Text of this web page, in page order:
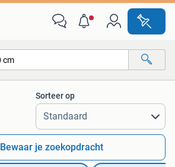
Alle afstanden…
Sorteer op
Bewaar je zoekopdracht